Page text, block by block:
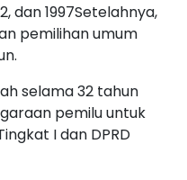
dan 1997Setelahnya,
pemilihan umum
selama 32 tahun
pemilu untuk
I dan DPRD